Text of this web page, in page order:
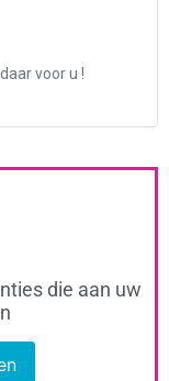
die aan uw